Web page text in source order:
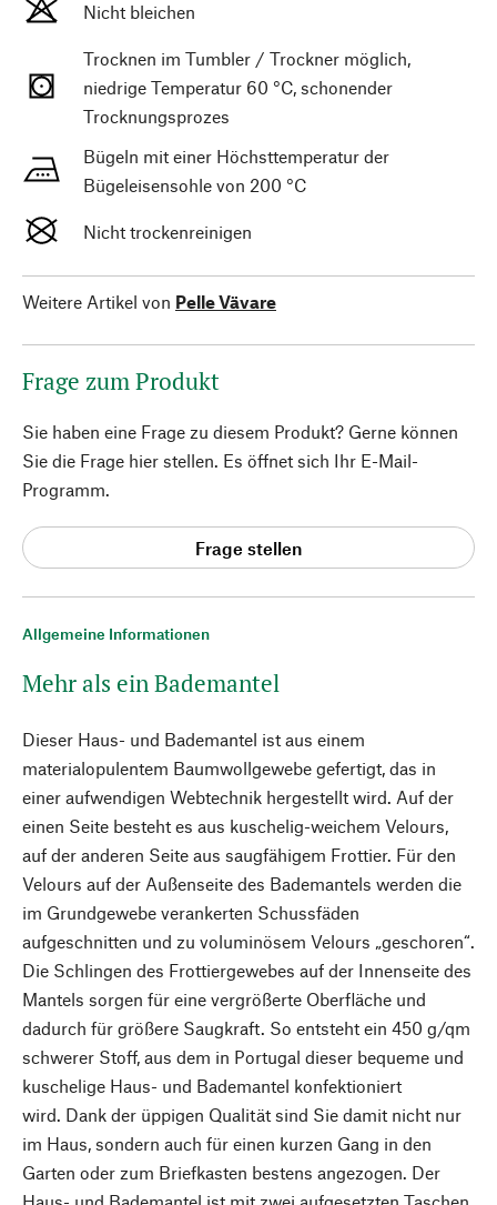
Allgemeine Informationen
Mehr als ein Bademantel
Dieser Haus- und Bademantel ist aus einem
materialopulentem Baumwollgewebe gefertigt, das in
einer aufwendigen Webtechnik hergestellt wird. Auf der
einen Seite besteht es aus kuschelig-weichem Velours,
auf der anderen Seite aus saugfähigem Frottier. Für den
Velours auf der Außenseite des Bademantels werden die
im Grundgewebe verankerten Schussfäden
aufgeschnitten und zu voluminösem Velours „geschoren“.
Die Schlingen des Frottiergewebes auf der Innenseite des
Mantels sorgen für eine vergrößerte Oberfläche und
dadurch für größere Saugkraft. So entsteht ein 450 g/qm
schwerer Stoff, aus dem in Portugal dieser bequeme und
kuschelige Haus- und Bademantel konfektioniert
wird. Dank der üppigen Qualität sind Sie damit nicht nur
im Haus, sondern auch für einen kurzen Gang in den
Garten oder zum Briefkasten bestens angezogen. Der
Nicht bleichen
Trocknen im Tumbler / Trockner möglich,
niedrige Temperatur 60 °C, schonender
Trocknungsprozes
Bügeln mit einer Höchsttemperatur der
Bügeleisensohle von 200 °C
Nicht trockenreinigen
Weitere Artikel von Pelle Vävare
Frage zum Produkt
Sie haben eine Frage zu diesem Produkt? Gerne können
Sie die Frage hier stellen. Es öffnet sich Ihr E-Mail-
Programm.
Frage stellen